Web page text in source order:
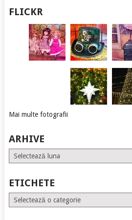
FLICKR
Mai multe fotografii
ARHIVE
Arhive
ETICHETE
Etichete